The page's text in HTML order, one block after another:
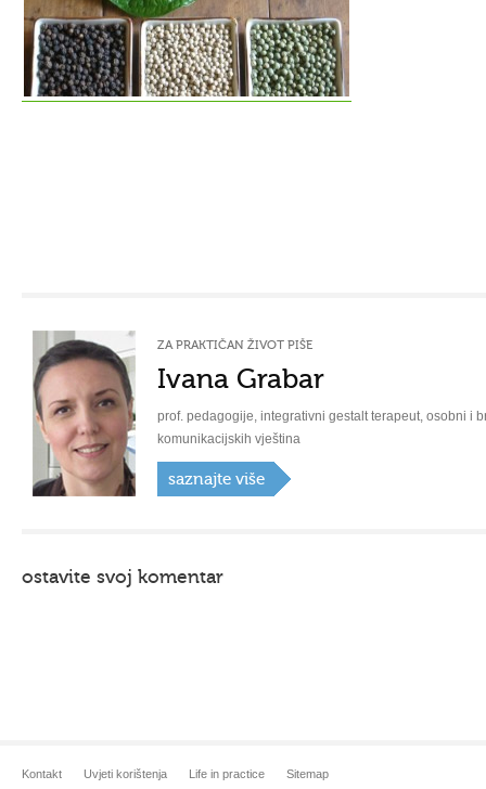
ZA PRAKTIČAN ŽIVOT PIŠE
Ivana Grabar
prof. pedagogije, integrativni gestalt terapeut, osobni i
komunikacijskih vještina
saznajte više
ostavite svoj komentar
Kontakt Uvjeti korištenja Life in practice Sitemap